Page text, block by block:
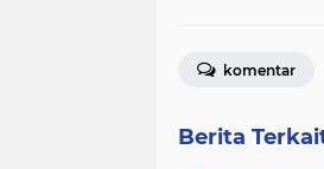
komentar
Berita